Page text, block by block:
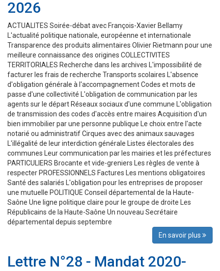
2026
ACTUALITES Soirée-débat avec François-Xavier Bellamy
L'actualité politique nationale, européenne et internationale
Transparence des produits alimentaires Olivier Rietmann pour une
meilleure connaissance des origines COLLECTIVITES
TERRITORIALES Recherche dans les archives L'impossibilité de
facturer les frais de recherche Transports scolaires L'absence
d'obligation générale à l'accompagnement Codes et mots de
passe d'une collectivité L'obligation de communication par les
agents sur le départ Réseaux sociaux d'une commune L'obligation
de transmission des codes d'accès entre maires Acquisition d'un
bien immobilier par une personne publique Le choix entre l'acte
notarié ou administratif Cirques avec des animaux sauvages
L'illégalité de leur interdiction générale Listes électorales des
communes Leur communication par les mairies et les préfectures
PARTICULIERS Brocante et vide-greniers Les règles de vente à
respecter PROFESSIONNELS Factures Les mentions obligatoires
Santé des salariés L'obligation pour les entreprises de proposer
une mutuelle POLITIQUE Conseil départemental de la Haute-
Saône Une ligne politique claire pour le groupe de droite Les
Républicains de la Haute-Saône Un nouveau Secrétaire
départemental depuis septembre
En savoir plus
Lettre N°28 - Mandat 2020-